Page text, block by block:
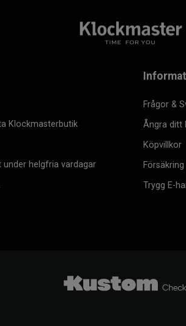
Klockmasterbutik
under helgfria vardagar
Frågor &
Ångra ditt
Köpvillkor
Försäkring
Trygg E-